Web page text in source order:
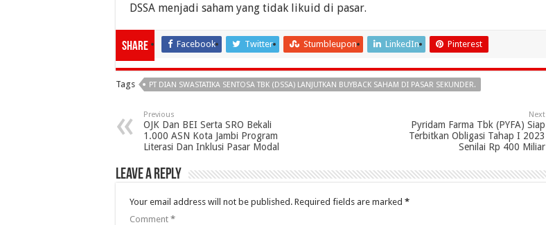
DSSA menjadi saham yang tidak likuid di pasar.
Share Facebook Twitter Stumbleupon LinkedIn Pinterest
Tags PT DIAN SWASTATIKA SENTOSA TBK (DSSA) LANJUTKAN BUYBACK SAHAM DI PASAR SEKUNDER.
Previous
OJK Dan BEI Serta SRO Bekali
1.000 ASN Kota Jambi Program
Literasi Dan Inklusi Pasar Modal
Next
Pyridam Farma Tbk (PYFA) Siap
Terbitkan Obligasi Tahap I 2023
Senilai Rp 400 Miliar
Leave a Reply
Your email address will not be published. Required fields are marked *
Comment *